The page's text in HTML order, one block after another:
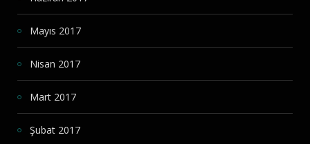
Mayıs 2017
Nisan 2017
Mart 2017
Şubat 2017